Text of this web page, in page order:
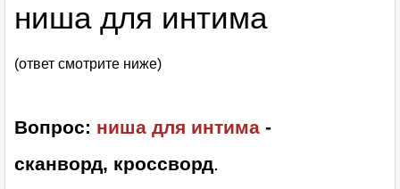
ниша для интима
(ответ смотрите ниже)
Вопрос: ниша для интима -
сканворд, кроссворд.